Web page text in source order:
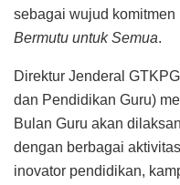
sebagai wujud komitmen
Bermutu untuk Semua.
Direktur Jenderal
dan Pendidikan Guru)
Bulan Guru akan
dengan berbagai
inovator pendidikan,